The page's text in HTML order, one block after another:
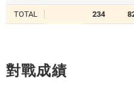
TOTAL 234
對戰成績